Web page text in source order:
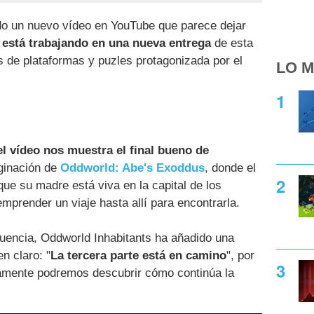
un nuevo vídeo en YouTube que parece dejar
trabajando en una nueva entregade esta
de plataformas y puzles protagonizada por el
vídeo nos muestra el final bueno de
de Oddworld: Abe's Exoddus, donde el
su madre está viva en la capital de los
un viaje hasta allí para encontrarla.
Oddworld Inhabitants ha añadido una
claro: "La tercera parte está en camino", por
podremos descubrir cómo continúa la
LO